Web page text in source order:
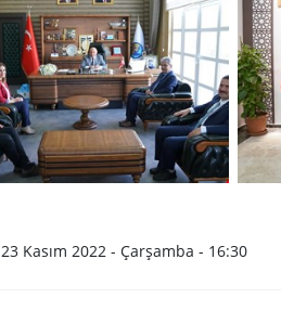
23 Kasım 2022 - Çarşamba - 16:30